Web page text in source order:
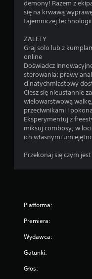
demony! Razem z
się na krwawą
tajemniczej
ZALETY
Graj solo lub z
online
Doświadcz
sterowania: prawy
ci natychmiastowy
Ciesz się nieustannie
wielowarstwową
przeciwnikami i
Eksperymentuj z
miksuj combosy, w
ich własnymi
Przekonaj się czym
Platforma:
Premiera:
Wydawca:
Gatunki:
Głos: